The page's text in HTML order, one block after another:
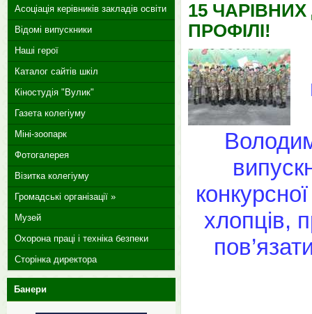
15
ПРОФІЛІ!
хлопців,
Асоціація керівників закладів освіти
Відомі випускники
Наші герої
Каталог сайтів шкіл
Кіностудія "Вулик"
Газета колегіуму
Міні-зоопарк
Фотогалерея
Візитка колегіуму
Громадські організації »
Музей
Охорона праці і техніка безпеки
Сторінка директора
Банери